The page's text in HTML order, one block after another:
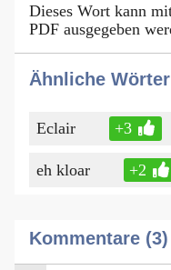
Dieses Wort kann
PDF ausgegeben
Ähnliche Wörter
Eclair +3
eh kloar +2
Kommentare (3)